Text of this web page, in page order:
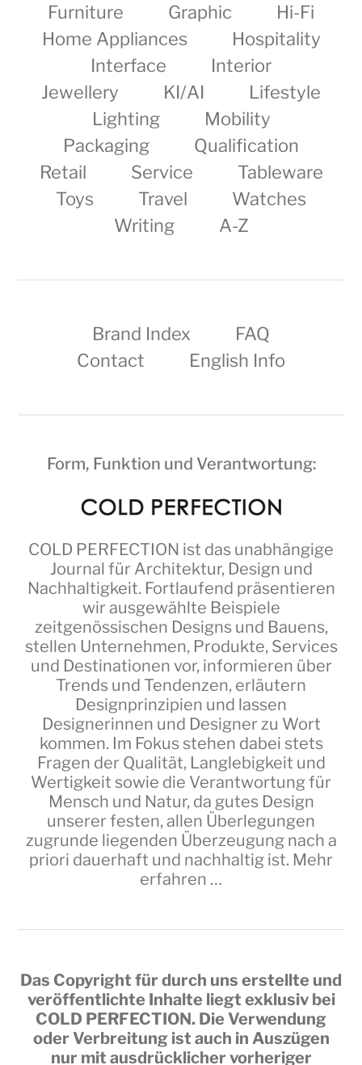
Furniture
Graphic
Hi-Fi
Home Appliances
Hospitality
Interface
Interior
Jewellery
KI/AI
Lifestyle
Lighting
Mobility
Packaging
Qualification
Retail
Service
Tableware
Toys
Travel
Watches
Writing
A-Z
Brand Index
FAQ
Contact
English Info
Form, Funktion und Verantwortung:
COLD PERFECTION ist das unabhängige
Journal für Architektur, Design und
Nachhaltigkeit. Fortlaufend präsentieren
wir ausgewählte Beispiele
zeitgenössischen Designs und Bauens,
stellen Unternehmen, Produkte, Services
und Destinationen vor, informieren über
Trends und Tendenzen, erläutern
Designprinzipien und lassen
Designerinnen und Designer zu Wort
kommen. Im Fokus stehen dabei stets
Fragen der Qualität, Langlebigkeit und
Wertigkeit sowie die Verantwortung für
Mensch und Natur, da gutes Design
unserer festen, allen Überlegungen
zugrunde liegenden Überzeugung nach a
priori dauerhaft und nachhaltig ist. Mehr
erfahren …
Das Copyright für durch uns erstellte und
veröffentlichte Inhalte liegt exklusiv bei
COLD PERFECTION. Die Verwendung
oder Verbreitung ist auch in Auszügen
nur mit ausdrücklicher vorheriger